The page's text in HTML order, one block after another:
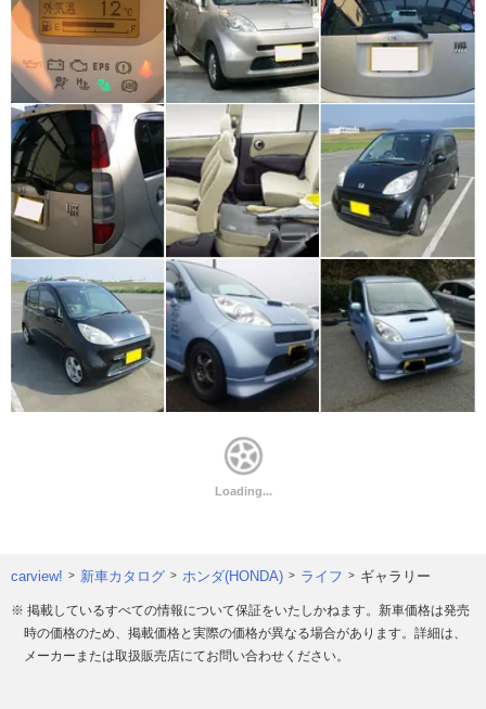
carview! 新車カタログ ホンダ(HONDA) ライフ ギャラリー
※ 掲載しているすべての情報について保証をいたしかねます。新車価格は発売
時の価格のため、掲載価格と実際の価格が異なる場合があります。詳細は、
メーカーまたは取扱販売店にてお問い合わせください。